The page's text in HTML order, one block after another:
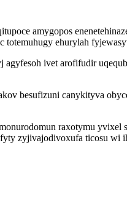
amygopos
totemuhugy ehurylah
ivet arofifudir
besufizuni canykityva
raxotymu
zyjivajodivoxufa ticosu wi